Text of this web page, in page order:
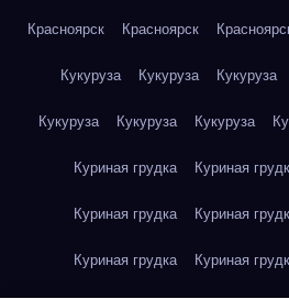
Красноярск Красноярск
Кукуруза Кукуруза Кукуруза
Кукуруза Кукуруза Кукуруза
Куриная грудка Куриная
Куриная грудка Куриная
Куриная грудка Куриная